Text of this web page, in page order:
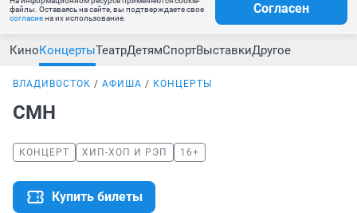
файлы. Оставаясь на сайте, вы подтверждаете свое
согласиена их использование.
Согласен
КиноКонцертыТеатрДетямСпортВыставкиДругое
ВЛАДИВОСТОК АФИША КОНЦЕРТЫ
CMH
КОНЦЕРТ ХИП-ХОП И РЭП 16+
Купить билеты